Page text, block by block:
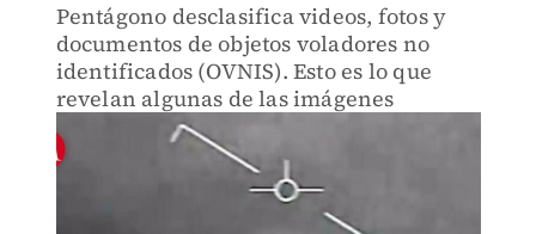
Pentágono desclasifica videos, fotos y
documentos de objetos voladores no
identificados (OVNIS). Esto es lo que
revelan algunas de las imágenes